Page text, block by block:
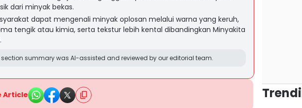
dari minyak bekas.
dapat mengenali minyak oplosan melalui warna yang keruh,
tengik atau kimia, serta tekstur lebih kental dibandingkan Minyakita
section summary was AI-assisted and reviewed by our editorial team.
Article